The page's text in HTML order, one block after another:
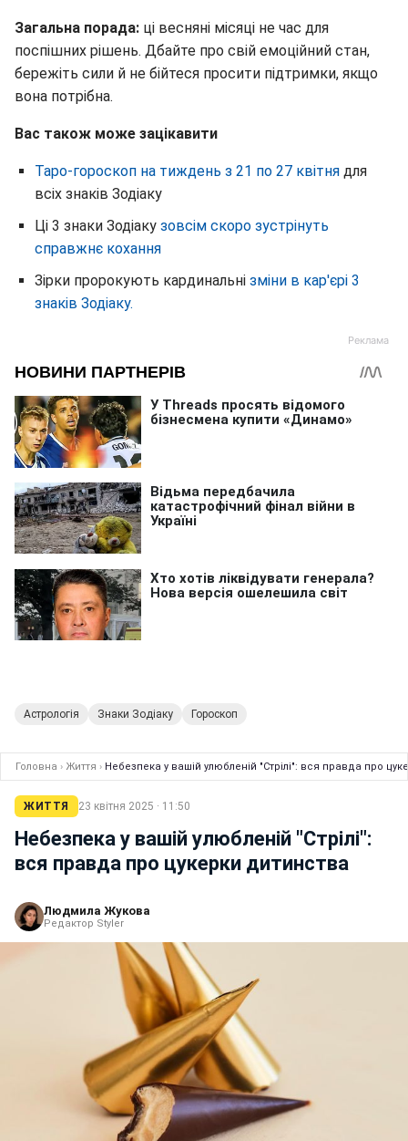
Загальна порада: ці весняні місяці не час для
поспішних рішень. Дбайте про свій емоційний стан,
бережіть сили й не бійтеся просити підтримки, якщо
вона потрібна.
Вас також може зацікавити
Таро-гороскоп на тиждень з 21 по 27 квітня для
всіх знаків Зодіаку
Ці 3 знаки Зодіаку зовсім скоро зустрінуть
справжнє кохання
Зірки пророкують кардинальні зміни в кар'єрі 3
знаків Зодіаку.
Астрологія Знаки Зодіаку Гороскоп
Головна › Життя › Небезпека у вашій улюбленій "Стрілі": вся правда про
ЖИТТЯ 23 квітня 2025 · 11:50
Небезпека у вашій улюбленій "Стрілі":
вся правда про цукерки дитинства
Людмила Жукова
Редактор Styler